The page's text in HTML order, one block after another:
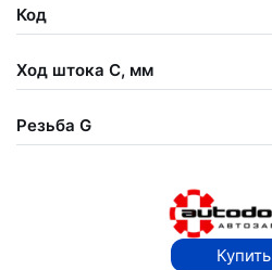
Код
Ход штока С, мм
Резьба G
Купить